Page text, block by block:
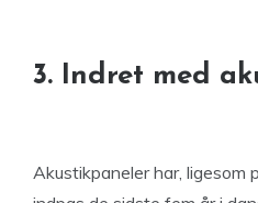
3. Indret med
Akustikpaneler har, ligesom